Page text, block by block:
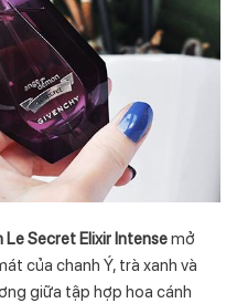
Le Secret Elixir Intensemở
của chanh Ý, trà xanh và
giữa tập hợp hoa cánh